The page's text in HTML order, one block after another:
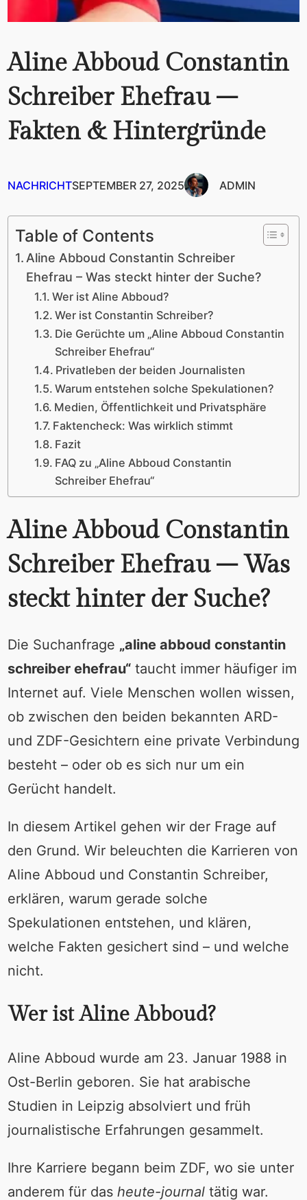
Aline Abboud Constantin
Schreiber Ehefrau –
Fakten & Hintergründe
NACHRICHTSEPTEMBER 27, 2025 ADMIN
Table of Contents
Aline Abboud Constantin Schreiber
Ehefrau – Was steckt hinter der Suche?
Wer ist Aline Abboud?
Wer ist Constantin Schreiber?
Die Gerüchte um „Aline Abboud Constantin
Schreiber Ehefrau“
Privatleben der beiden Journalisten
Warum entstehen solche Spekulationen?
Medien, Öffentlichkeit und Privatsphäre
Faktencheck: Was wirklich stimmt
Fazit
FAQ zu „Aline Abboud Constantin
Schreiber Ehefrau“
Aline Abboud Constantin
Schreiber Ehefrau – Was
steckt hinter der Suche?
Die Suchanfrage „aline abboud constantin
schreiber ehefrau“taucht immer häufiger im
Internet auf. Viele Menschen wollen wissen,
ob zwischen den beiden bekannten ARD-
und ZDF-Gesichtern eine private Verbindung
besteht – oder ob es sich nur um ein
Gerücht handelt.
In diesem Artikel gehen wir der Frage auf
den Grund. Wir beleuchten die Karrieren von
Aline Abboud und Constantin Schreiber,
erklären, warum gerade solche
Spekulationen entstehen, und klären,
welche Fakten gesichert sind – und welche
nicht.
Wer ist Aline Abboud?
Aline Abboud wurde am 23. Januar 1988 in
Ost-Berlin geboren. Sie hat arabische
Studien in Leipzig absolviert und früh
journalistische Erfahrungen gesammelt.
Ihre Karriere begann beim ZDF, wo sie unter
anderem für das heute-journaltätig war.